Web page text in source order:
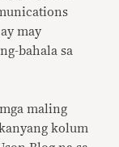
may
bahala sa
maling
kolum